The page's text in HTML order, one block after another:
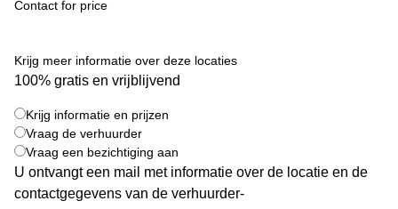
Den
Haag
space
Breda
Coworking
Arnhem
Contact for price
Krijg meer informatie over deze locaties
100% gratis en vrijblijvend
Krijg informatie en prijzen
Vraag de verhuurder
Vraag een bezichtiging aan
U ontvangt een mail met informatie over de locatie en de
contactgegevens van de verhuurder-